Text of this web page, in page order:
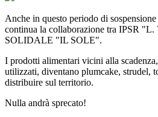
Anche in questo periodo di
continua la collaborazione tra IPSR
SOLIDALE "IL SOLE".
I prodotti alimentari vicini alla
utilizzati, diventano plumcake, strudel,
distribuire sul territorio.
Nulla andrà sprecato!